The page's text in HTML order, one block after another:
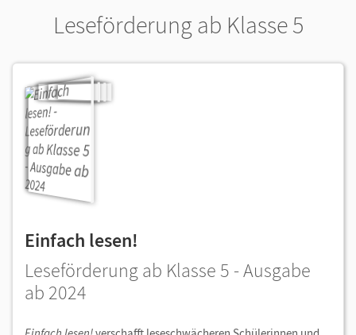
Leseförderung ab Klasse 5
Einfach lesen!
Leseförderung ab Klasse 5 - Ausgabe
ab 2024